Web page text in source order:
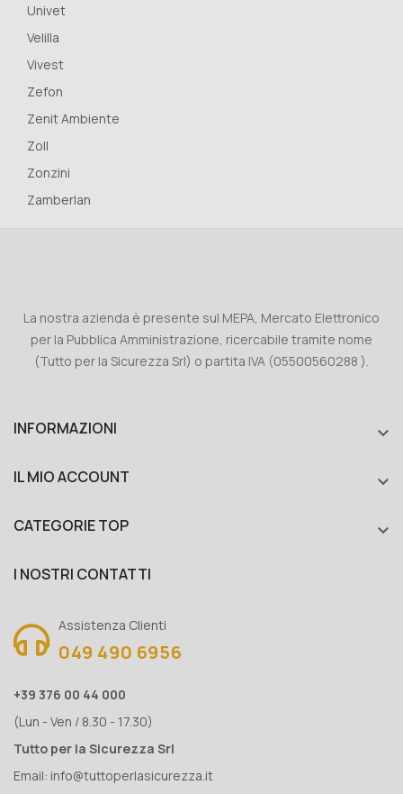
Univet
Velilla
Vivest
Zefon
Zenit Ambiente
Zoll
Zonzini
Zamberlan
La nostra azienda è presente sul MEPA, Mercato Elettronico
per la Pubblica Amministrazione, ricercabile tramite nome
(Tutto per la Sicurezza Srl) o partita IVA (05500560288 ).
INFORMAZIONI 
IL MIO ACCOUNT 
CATEGORIE TOP 
I NOSTRI CONTATTI
Assistenza Clienti
049 490 6956
+39 376 00 44 000
(Lun - Ven / 8.30 - 17.30)
Tutto per la Sicurezza Srl
Email: info@tuttoperlasicurezza.it